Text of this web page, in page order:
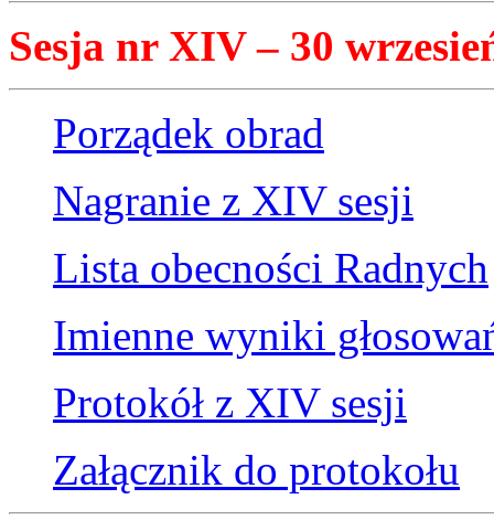
Sesja nr XIV – 30
Porządek obrad
Nagranie z XIV sesji
Lista obecności Radnych
Imienne wyniki
Protokół z XIV sesji
Załącznik do protokołu